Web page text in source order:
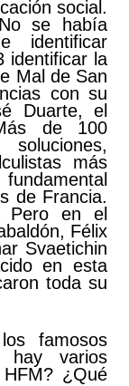
social.
se había
identificar
identificar la
Mal de San
con su
Duarte, el
de 100
más
de Francia.
Pero en el
Félix
Svaetichin
en esta
toda su
famosos
hay varios
¿Qué